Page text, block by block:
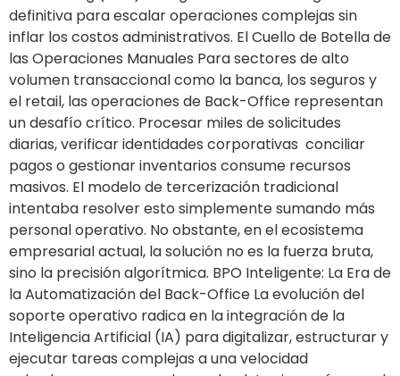
definitiva para escalar operaciones complejas sin
inflar los costos administrativos. El Cuello de Botella de
las Operaciones Manuales Para sectores de alto
volumen transaccional como la banca, los seguros y
el retail, las operaciones de Back-Office representan
un desafío crítico. Procesar miles de solicitudes
diarias, verificar identidades corporativas conciliar
pagos o gestionar inventarios consume recursos
masivos. El modelo de tercerización tradicional
intentaba resolver esto simplemente sumando más
personal operativo. No obstante, en el ecosistema
empresarial actual, la solución no es la fuerza bruta,
sino la precisión algorítmica. BPO Inteligente: La Era de
la Automatización del Back-Office La evolución del
soporte operativo radica en la integración de la
Inteligencia Artificial (IA) para digitalizar, estructurar y
ejecutar tareas complejas a una velocidad